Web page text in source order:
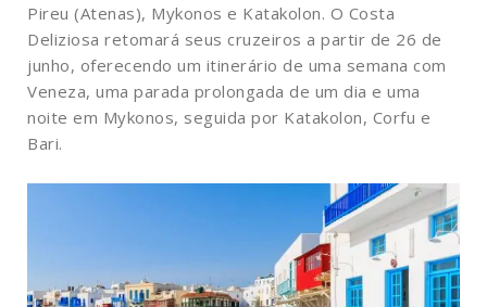
Pireu (Atenas), Mykonos e Katakolon. O Costa
Deliziosa retomará seus cruzeiros a partir de 26 de
junho, oferecendo um itinerário de uma semana com
Veneza, uma parada prolongada de um dia e uma
noite em Mykonos, seguida por Katakolon, Corfu e
Bari.